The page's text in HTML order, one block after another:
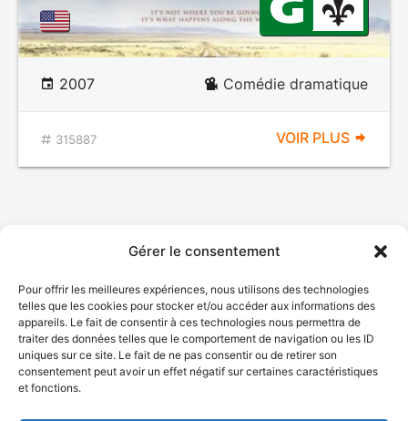
Gérer le consentement
Pour offrir les meilleures expériences, nous utilisons des technologies
telles que les cookies pour stocker et/ou accéder aux informations des
appareils. Le fait de consentir à ces technologies nous permettra de
traiter des données telles que le comportement de navigation ou les ID
uniques sur ce site. Le fait de ne pas consentir ou de retirer son
consentement peut avoir un effet négatif sur certaines caractéristiques
et fonctions.
2007 Comédie dramatique
315887 VOIR PLUS